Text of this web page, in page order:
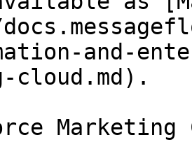
and-
cloud.md).
Marketing